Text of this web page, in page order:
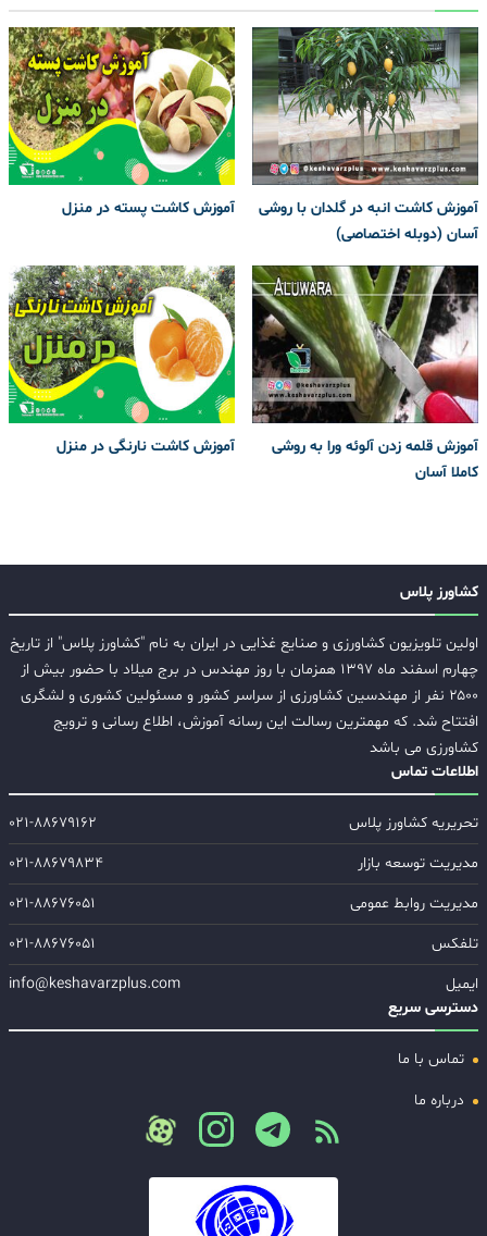
آموزش کاشت انبه در گلدان با روشی
آسان (دوبله اختصاصی)
آموزش کاشت پسته در منزل
آموزش قلمه زدن آلوئه ورا به روشی
کاملا آسان
آموزش کاشت نارنگی در منزل
کشاورز پلاس
اولین تلویزیون کشاورزی و صنایع غذایی در ایران به نام "کشاورز پلاس" از تاریخ
چهارم اسفند ماه ۱۳۹۷ همزمان با روز مهندس در برج میلاد با حضور بیش از
۲۵۰۰ نفر از مهندسین کشاورزی از سراسر کشور و مسئولین کشوری و لشگری
افتتاح شد. که مهمترین رسالت این رسانه آموزش، اطلاع رسانی و ترویج
کشاورزی می باشد
اطلاعات تماس
تحریریه کشاورز پلاس
۰۲۱-۸۸۶۷۹۱۶۲
مدیریت توسعه بازار
۰۲۱-۸۸۶۷۹۸۳۴
مدیریت روابط عمومی
۰۲۱-۸۸۶۷۶۰۵۱
تلفکس
۰۲۱-۸۸۶۷۶۰۵۱
ایمیل
info@keshavarzplus.com
دسترسی سریع
تماس با ما
درباره ما